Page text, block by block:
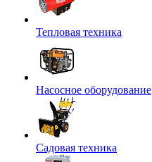
Тепловая техника
Насосное оборудование
Садовая техника